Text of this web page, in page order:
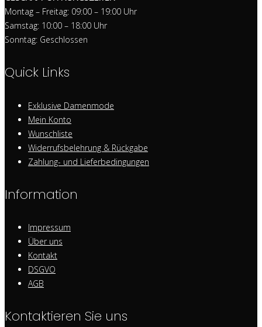
Montag – Freitag: 09:00 – 19:00 Uhr
Samstag: 10:00 – 18:00 Uhr
Sonntag: Geschlossen
Quick Links
Exklusive Damenmode
Mein Konto
Wunschliste
Widerrufsbelehrung & Rückgabe
Zahlung- und Lieferbedingungen
Information
Impressum
Über uns
Kontakt
DSGVO
AGB
Kontaktieren Sie uns